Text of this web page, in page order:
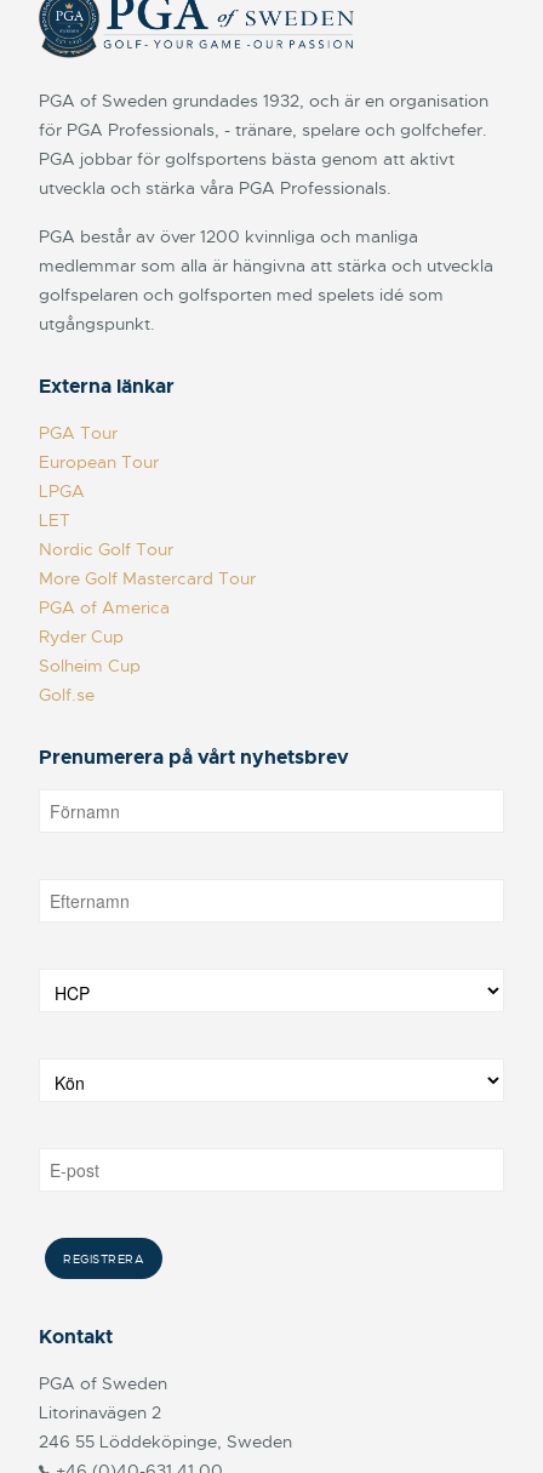
PGA of Sweden grundades 1932, och är en organisation
för PGA Professionals, - tränare, spelare och golfchefer.
PGA jobbar för golfsportens bästa genom att aktivt
utveckla och stärka våra PGA Professionals.
PGA består av över 1200 kvinnliga och manliga
medlemmar som alla är hängivna att stärka och utveckla
golfspelaren och golfsporten med spelets idé som
utgångspunkt.
Externa länkar
PGA Tour
European Tour
LPGA
LET
Nordic Golf Tour
More Golf Mastercard Tour
PGA of America
Ryder Cup
Solheim Cup
Golf.se
Prenumerera på vårt nyhetsbrev
Kontakt
PGA of Sweden
Litorinavägen 2
246 55 Löddeköpinge, Sweden